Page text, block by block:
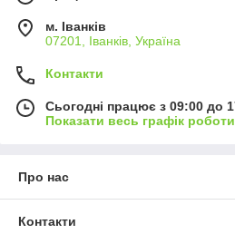
м. Іванків
07201, Іванків, Україна
Контакти
Сьогодні працює з 09:00 до
Показати весь графік роботи
Про нас
Контакти